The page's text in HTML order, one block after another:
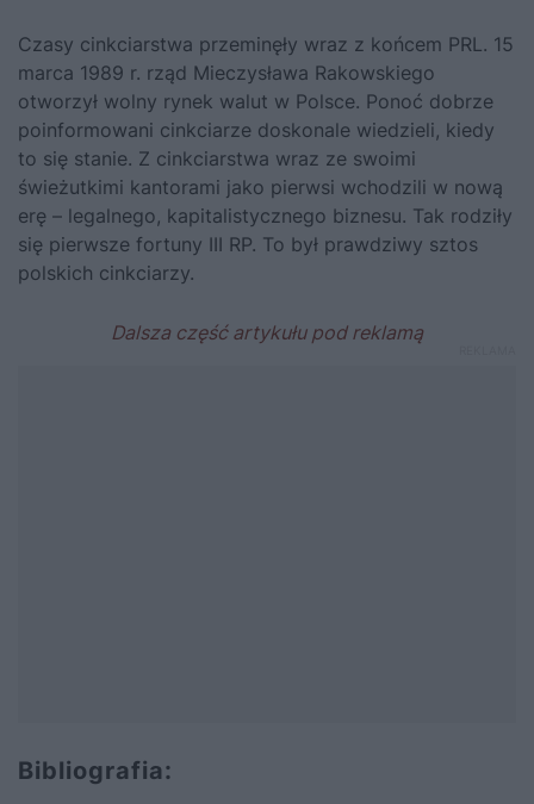
Czasy cinkciarstwa przeminęły wraz z końcem PRL. 15
marca 1989 r. rząd Mieczysława Rakowskiego
otworzył wolny rynek walut w Polsce. Ponoć dobrze
poinformowani cinkciarze doskonale wiedzieli, kiedy
to się stanie. Z cinkciarstwa wraz ze swoimi
świeżutkimi kantorami jako pierwsi wchodzili w nową
erę – legalnego, kapitalistycznego biznesu. Tak rodziły
się pierwsze fortuny III RP. To był prawdziwy sztos
polskich cinkciarzy.
Bibliografia: